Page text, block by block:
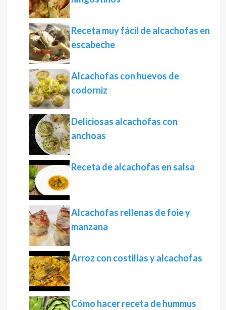
Receta muy fácil de alcachofas en
escabeche
Alcachofas con huevos de
codorniz
Deliciosas alcachofas con
anchoas
Receta de alcachofas en salsa
Alcachofas rellenas de foie y
manzana
Arroz con costillas y alcachofas
Cómo hacer receta de hummus